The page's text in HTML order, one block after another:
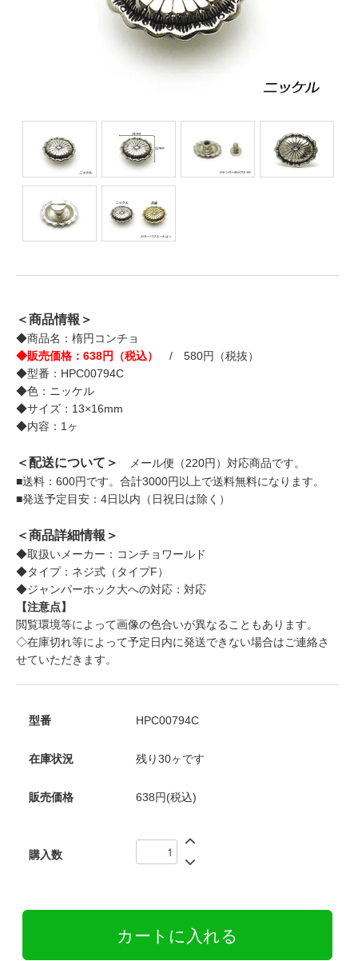
＜商品情報＞
◆商品名：楕円コンチョ
◆販売価格：638円（税込）
/ 580円（税抜）
◆型番：HPC00794C
◆色：ニッケル
◆サイズ：13×16mm
◆内容：1ヶ
＜配送について＞
メール便（220円）対応商品です。
■送料：600円です。合計3000円以上で送料無料になります。
■発送予定目安：4日以内（日祝日は除く）
＜商品詳細情報＞
◆取扱いメーカー：コンチョワールド
◆タイプ：ネジ式（タイプF）
◆ジャンパーホック大への対応：対応
【注意点】
閲覧環境等によって画像の色合いが異なることもあります。
◇在庫切れ等によって予定日内に発送できない場合はご連絡さ
せていただきます。
型番 HPC00794C
在庫状況 残り30ヶです
販売価格 638円(税込)
購入数